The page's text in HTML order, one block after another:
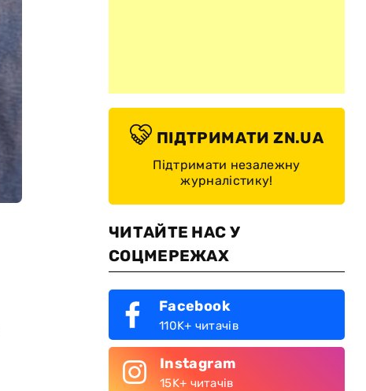
ПІДТРИМАТИ ZN.UA
Підтримати незалежну
журналістику!
ЧИТАЙТЕ НАС У
СОЦМЕРЕЖАХ
Facebook
110K+ читачів
Instagram
15K+ читачів